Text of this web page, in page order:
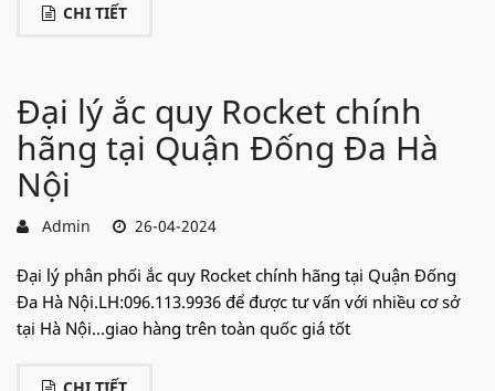
CHI TIẾT
Đại lý ắc quy Rocket chính
hãng tại Quận Đống Đa Hà
Nội
Admin 26-04-2024
Đại lý phân phối ắc quy Rocket chính hãng tại Quận Đống
Đa Hà Nội.LH:096.113.9936 để được tư vấn với nhiều cơ sở
tại Hà Nội...giao hàng trên toàn quốc giá tốt
CHI TIẾT